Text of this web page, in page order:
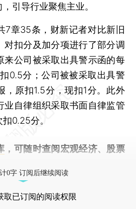
引导行业聚焦主业。
35条，财新记者对比新旧
对扣分及加分项进行了部分调
来公司被采取出具警示函的每
0.5分；公司被被采取出具警
，原扣1.5分，现扣1分。此外
业自律组织采取书面自律监管
0.25分。
，可随时查阅宏观经济、股票
0字 订阅后继续阅读
取已订阅的阅读权限